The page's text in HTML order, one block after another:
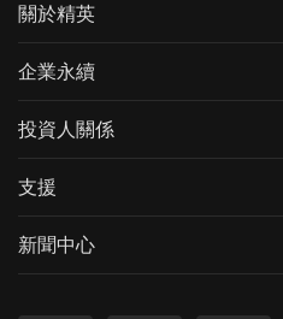
關於精英
企業永續
投資人關係
支援
新聞中心